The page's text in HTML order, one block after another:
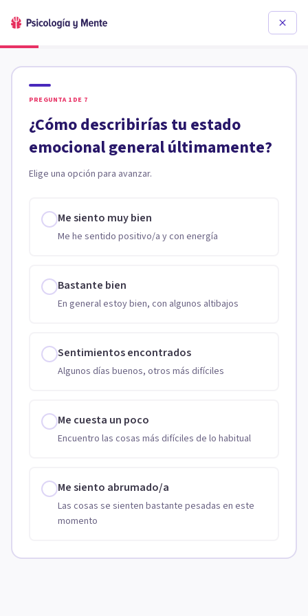
PREGUNTA 1 DE 7
¿Cómo describirías tu estado
emocional general últimamente?
Elige una opción para avanzar.
Me siento muy bien
Me he sentido positivo/a y con energía
Bastante bien
En general estoy bien, con algunos altibajos
Sentimientos encontrados
Algunos días buenos, otros más difíciles
Me cuesta un poco
Encuentro las cosas más difíciles de lo habitual
Me siento abrumado/a
Las cosas se sienten bastante pesadas en este
momento